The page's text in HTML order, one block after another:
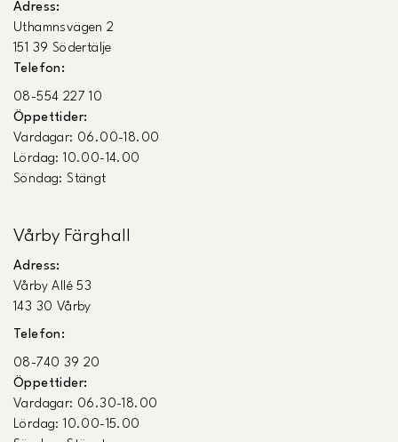
Adress:
Uthamnsvägen 2
151 39 Södertälje
Telefon:
08-554 227 10
Öppettider:
Vardagar: 06.00-18.00
Lördag: 10.00-14.00
Söndag: Stängt
Vårby Färghall
Adress:
Vårby Allé 53
143 30 Vårby
Telefon:
08-740 39 20
Öppettider:
Vardagar: 06.30-18.00
Lördag: 10.00-15.00